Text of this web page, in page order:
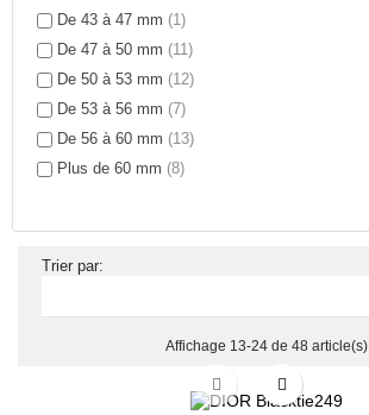
De 43 à 47 mm (1)
De 47 à 50 mm (11)
De 50 à 53 mm (12)
De 53 à 56 mm (7)
De 56 à 60 mm (13)
Plus de 60 mm (8)
Trier par:
Affichage 13-24 de 48 article(s)